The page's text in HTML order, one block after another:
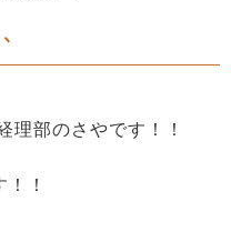
理部のさやです！！
！